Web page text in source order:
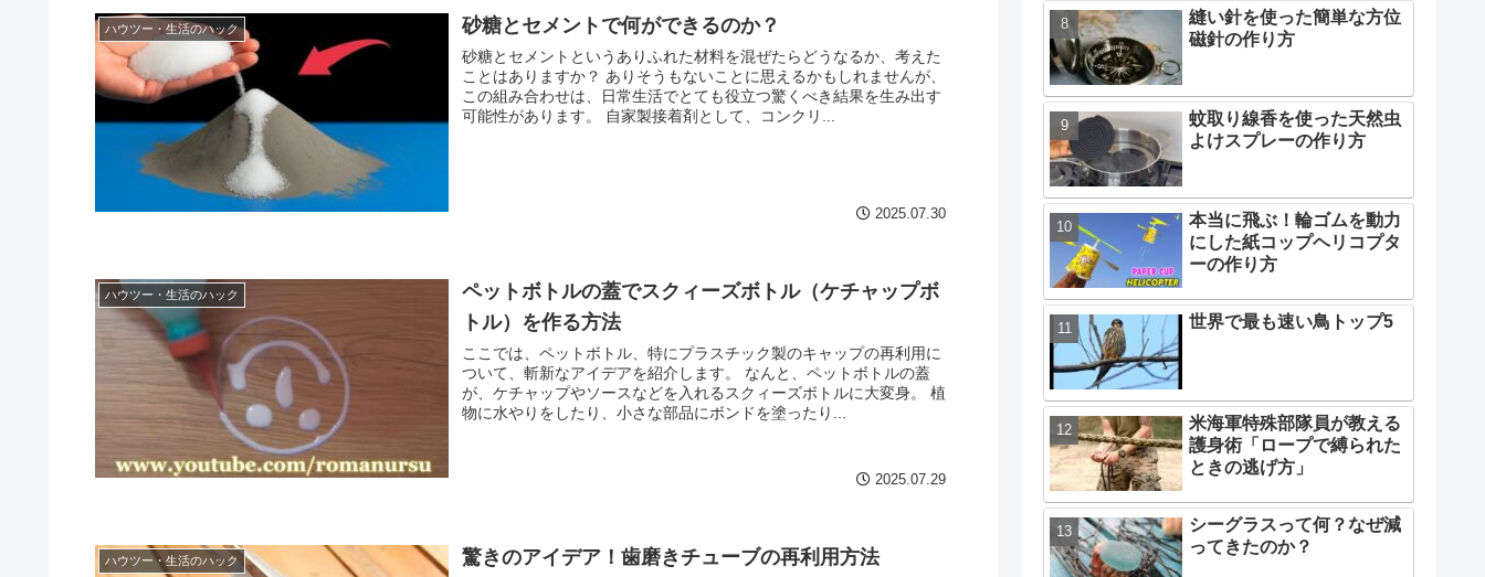
ハウツー・生活のハック 砂糖とセメントで何ができるのか？
砂糖とセメントというありふれた材料を混ぜたらどうなるか、考えた
ことはありますか？ ありそうもないことに思えるかもしれませんが、
この組み合わせは、日常生活でとても役立つ驚くべき結果を生み出す
可能性があります。 自家製接着剤として、コンクリ...
2025.07.30
ハウツー・生活のハック
ペットボトルの蓋でスクィーズボトル（ケチャップボ
トル）を作る方法
ここでは、ペットボトル、特にプラスチック製のキャップの再利用に
ついて、斬新なアイデアを紹介します。 なんと、ペットボトルの蓋
が、ケチャップやソースなどを入れるスクィーズボトルに大変身。 植
物に水やりをしたり、小さな部品にボンドを塗ったり...
2025.07.29
ハウツー・生活のハック 驚きのアイデア！歯磨きチューブの再利用方法
縫い針を使った簡単な方位
磁針の作り方
蚊取り線香を使った天然虫
よけスプレーの作り方
本当に飛ぶ！輪ゴムを動力
にした紙コップヘリコプタ
ーの作り方
世界で最も速い鳥トップ5
米海軍特殊部隊員が教える
護身術「ロープで縛られた
ときの逃げ方」
シーグラスって何？なぜ減
ってきたのか？